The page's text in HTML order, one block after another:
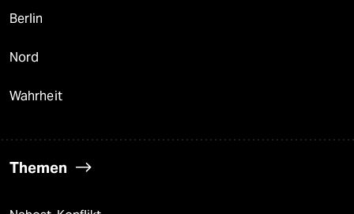
Berlin
Nord
Wahrheit
Themen